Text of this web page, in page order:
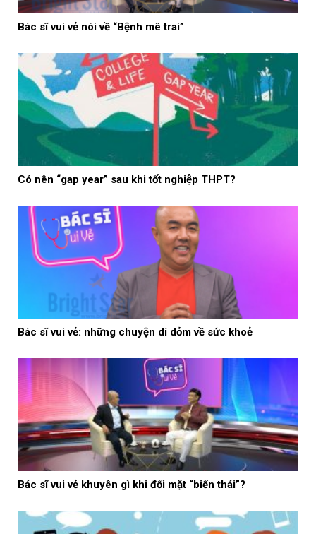
Bác sĩ vui vẻ nói về “Bệnh mê trai”
Có nên “gap year” sau khi tốt nghiệp THPT?
Bác sĩ vui vẻ: những chuyện dí dỏm về sức khoẻ
Bác sĩ vui vẻ khuyên gì khi đối mặt “biến thái”?